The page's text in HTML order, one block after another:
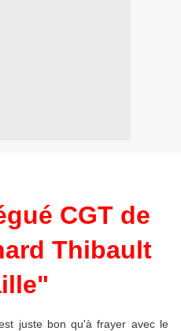
CGT de
Thibault
juste bon qu'à frayer avec le